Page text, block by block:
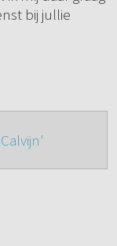
bij jullie